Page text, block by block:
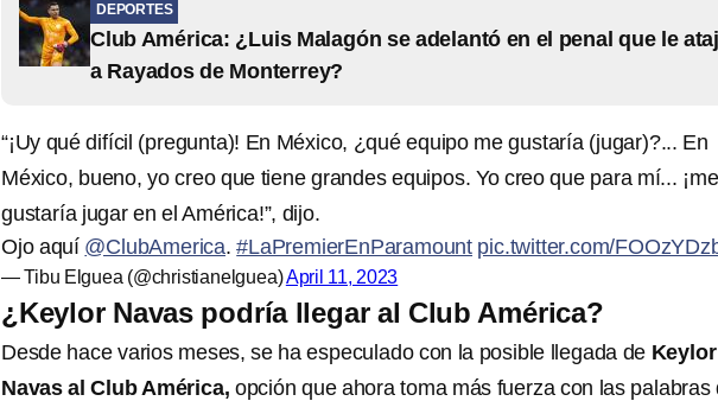
DEPORTES
Club América: ¿Luis Malagón se adelantó en el penal que le
a Rayados de Monterrey?
“¡Uy qué difícil (pregunta)! En México, ¿qué equipo me gustaría (jugar)?... En
México, bueno, yo creo que tiene grandes equipos. Yo creo que para mí... ¡me
gustaría jugar en el América!”, dijo.
Ojo aquí @ClubAmerica.#LaPremierEnParamount pic.twitter.com/
— Tibu Elguea (@christianelguea)April 11, 2023
¿Keylor Navas podría llegar al Club América?
Desde hace varios meses, se ha especulado con la posible llegada de Keylor
Navas al Club América, opción que ahora toma más fuerza con las palabras